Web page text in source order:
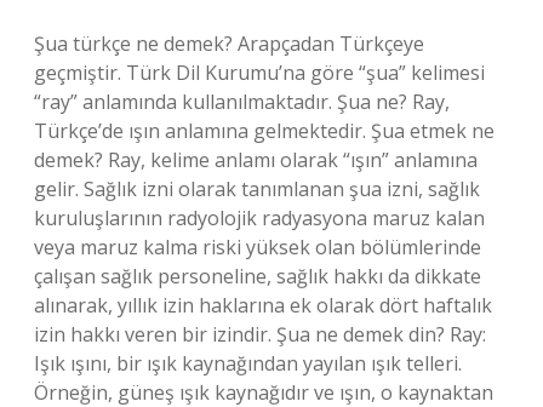
Şua türkçe ne demek? Arapçadan Türkçeye
geçmiştir. Türk Dil Kurumu’na göre “şua” kelimesi
“ray” anlamında kullanılmaktadır. Şua ne? Ray,
Türkçe’de ışın anlamına gelmektedir. Şua etmek ne
demek? Ray, kelime anlamı olarak “ışın” anlamına
gelir. Sağlık izni olarak tanımlanan şua izni, sağlık
kuruluşlarının radyolojik radyasyona maruz kalan
veya maruz kalma riski yüksek olan bölümlerinde
çalışan sağlık personeline, sağlık hakkı da dikkate
alınarak, yıllık izin haklarına ek olarak dört haftalık
izin hakkı veren bir izindir. Şua ne demek din? Ray:
Işık ışını, bir ışık kaynağından yayılan ışık telleri.
Örneğin, güneş ışık kaynağıdır ve ışın, o kaynaktan